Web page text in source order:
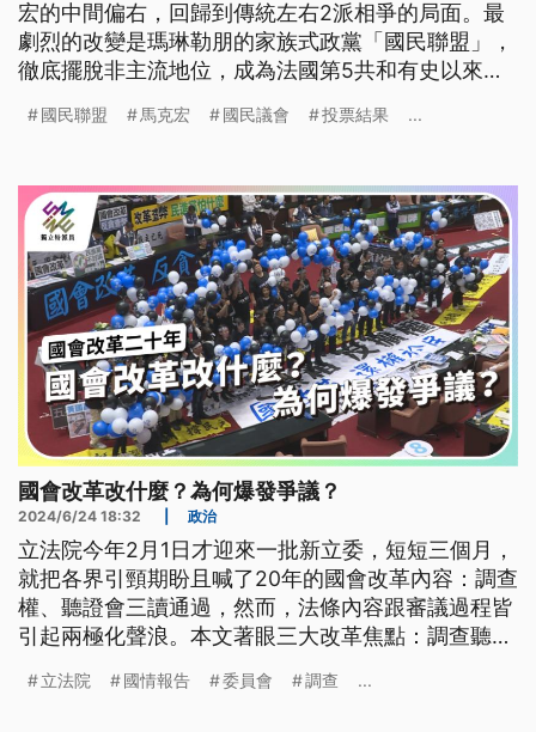
宏的中間偏右，回歸到傳統左右2派相爭的局面。最
劇烈的改變是瑪琳勒朋的家族式政黨「國民聯盟」，
徹底擺脫非主流地位，成為法國第5共和有史以來首
的執政之路，第2輪投票參選截止前有221名候選人
國民聯盟 馬克宏 國民議會 投票結果 ...
國會改革改什麼？為何爆發爭議？
2024/6/24 18:32 政治
立法院今年2月1日才迎來一批新立委，短短三個月，
就把各界引頸期盼且喊了20年的國會改革內容：調查
權、聽證會三讀通過，然而，法條內容跟審議過程皆
引起兩極化聲浪。本文著眼三大改革焦點：調查聽
常態化來討論。
立法院 國情報告 委員會 調查 ...